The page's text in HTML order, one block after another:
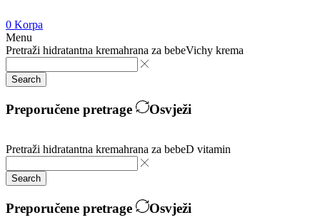
0 Korpa
Menu
Pretraži hidratantna kremahrana za bebeVichy krema
Search
Preporučene pretrage Osvježi
Pretraži hidratantna kremahrana za bebeD vitamin
Search
Preporučene pretrage
Osvježi